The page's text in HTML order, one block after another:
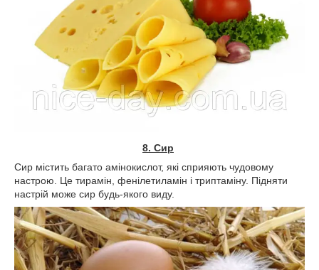
8. Сир
Сир містить багато амінокислот, які сприяють чудовому
настрою. Це тирамін, фенілетиламін і триптаміну. Підняти
настрій може сир будь-якого виду.